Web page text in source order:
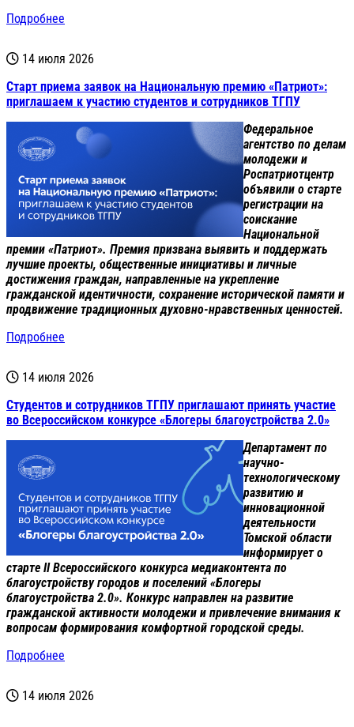
Подробнее
14 июля 2026
Старт приема заявок на Национальную премию «Патриот»:
приглашаем к участию студентов и сотрудников ТГПУ
Федеральное
агентство по делам
молодежи и
Роспатриотцентр
объявили о старте
регистрации на
соискание
Национальной
премии «Патриот». Премия призвана выявить и поддержать
лучшие проекты, общественные инициативы и личные
достижения граждан, направленные на укрепление
гражданской идентичности, сохранение исторической памяти и
продвижение традиционных духовно-нравственных ценностей.
Подробнее
14 июля 2026
Студентов и сотрудников ТГПУ приглашают принять участие
во Всероссийском конкурсе «Блогеры благоустройства 2.0»
Департамент по
научно-
технологическому
развитию и
инновационной
деятельности
Томской области
информирует о
старте II Всероссийского конкурса медиаконтента по
благоустройству городов и поселений «Блогеры
благоустройства 2.0». Конкурс направлен на развитие
гражданской активности молодежи и привлечение внимания к
вопросам формирования комфортной городской среды.
Подробнее
14 июля 2026